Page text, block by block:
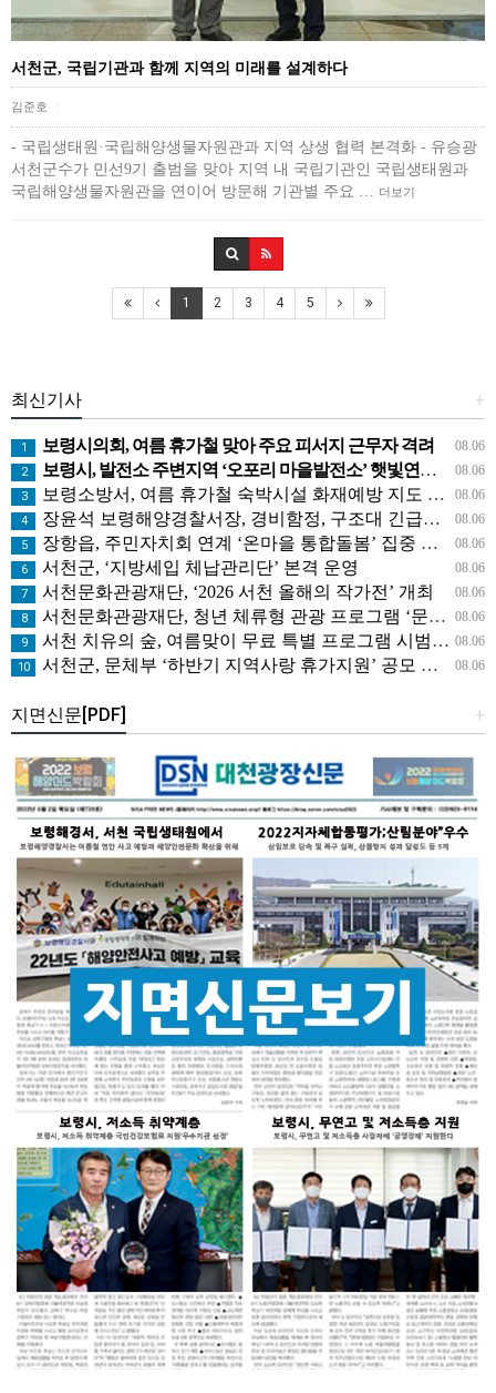
서천군, 국립기관과 함께 지역의 미래를 설계하다
김준호
- 국립생태원·국립해양생물자원관과 지역 상생 협력 본격화 - 유승광
서천군수가 민선9기 출범을 맞아 지역 내 국립기관인 국립생태원과
국립해양생물자원관을 연이어 방문해 기관별 주요 …
더보기
1 2 3 4 5
+
최신기사
08.06
1 보령시의회, 여름 휴가철 맞아 주요 피서지 근무자 격려
08.06
2 보령시, 발전소 주변지역 ‘오포리 마을발전소’ 햇빛연금 시범모델 선보인다!
08.06
3 보령소방서, 여름 휴가철 숙박시설 화재예방 지도 나서
08.06
4 장윤석 보령해양경찰서장, 경비함정, 구조대 긴급대응태세 지휘관 현장점검
08.06
5 장항읍, 주민자치회 연계 ‘온마을 통합돌봄’ 집중 홍보
08.06
6 서천군, ‘지방세입 체납관리단’ 본격 운영
08.06
7 서천문화관광재단, ‘2026 서천 올해의 작가전’ 개최
08.06
8 서천문화관광재단, 청년 체류형 관광 프로그램 ‘문득, 서천’ 운영
08.06
9 서천 치유의 숲, 여름맞이 무료 특별 프로그램 시범 운영
08.06
10 서천군, 문체부 ‘하반기 지역사랑 휴가지원’ 공모 선정
+
지면신문[PDF]